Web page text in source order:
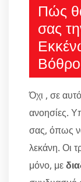
Πώς
σας
Όχι , σε
ανοησίες.
σας, όπως
λεκάνη. Οι
μόνο, με